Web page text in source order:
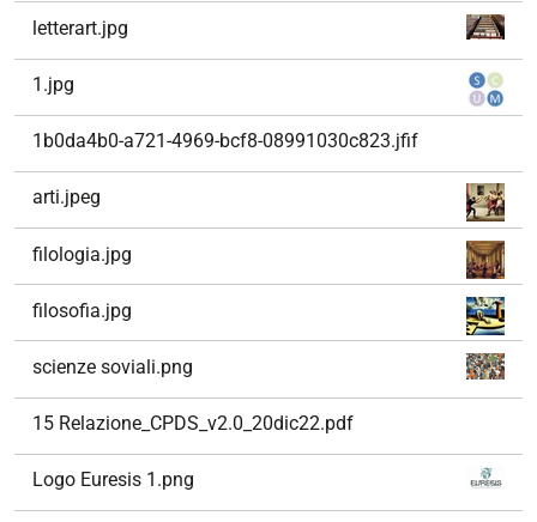
letterart.jpg
1.jpg
1b0da4b0-a721-4969-bcf8-08991030c823.jfif
arti.jpeg
filologia.jpg
filosofia.jpg
scienze soviali.png
15 Relazione_CPDS_v2.0_20dic22.pdf
Logo Euresis 1.png